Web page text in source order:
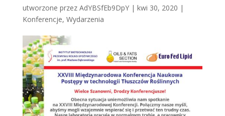
utworzone przez AdYBSfEb9DpY| kwi 30, 2020 |
Konferencje, Wydarzenia